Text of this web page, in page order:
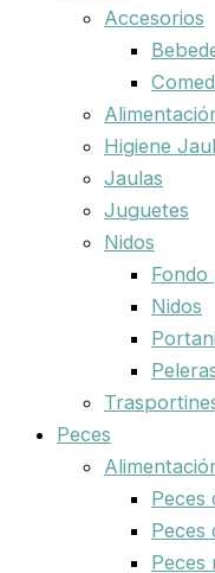
Accesorios
Higiene
Jaulas
Juguetes
Nidos
Fondo
Nidos
Peces
Peces
Peces
Peces